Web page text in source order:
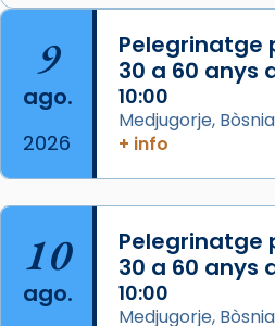
de Barcelona.
2 weeks ago
Aquest dilluns, 27 de
missa d’acció de
comitè organitzador de
del Sant Pare Lleó XIV a
col·laboradors, a la
L’arquebisbe de
Josep Omella, ha
concelebrat el bisbe
9
ago.
2026
Pelegrinatge
30 a 60 anys
10:00
Medjugorje,
+ info
10
ago.
Pelegrinatge
30 a 60 anys
10:00
Medjugorje,